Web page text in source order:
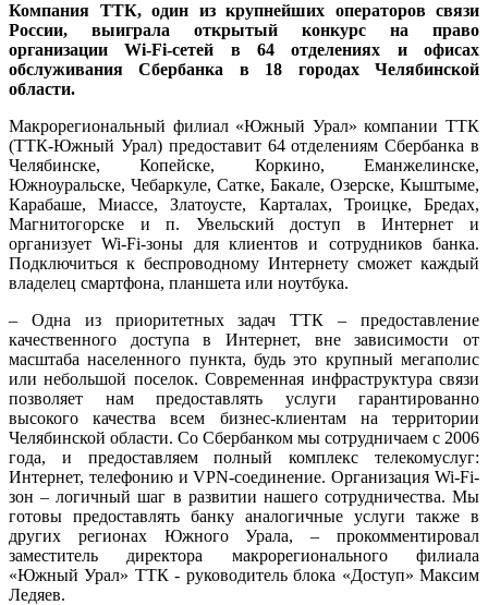
Компания ТТК, один из крупнейших операторов связи
России, выиграла открытый конкурс на право
организацииWi-Fi-сетей в 64 отделениях и офисах
обслуживания Сбербанка в 18 городах Челябинской
области.
Макрорегиональный филиал «Южный Урал» компании ТТК
(ТТК-Южный Урал) предоставит 64 отделениям Сбербанка в
Челябинске, Копейске, Коркино, Еманжелинске,
Южноуральске, Чебаркуле, Сатке, Бакале, Озерске, Кыштыме,
Карабаше, Миассе, Златоусте, Карталах, Троицке, Бредах,
Магнитогорске и п. Увельский доступ в Интернет и
организует Wi-Fi-зоны для клиентов и сотрудников банка.
Подключиться к беспроводному Интернету сможет каждый
владелец смартфона, планшета или ноутбука.
– Одна из приоритетных задач ТТК – предоставление
качественного доступа в Интернет, вне зависимости от
масштаба населенного пункта, будь это крупный мегаполис
или небольшой поселок. Современная инфраструктура связи
позволяет нам предоставлять услуги гарантированно
высокого качества всем бизнес-клиентам на территории
Челябинской области. Со Сбербанком мы сотрудничаем с 2006
года, и предоставляем полный комплекс телекомуслуг:
Интернет, телефонию и VPN-соединение. Организация Wi-Fi-
зон – логичный шаг в развитии нашего сотрудничества. Мы
готовы предоставлять банку аналогичные услуги также в
других регионах Южного Урала, – прокомментировал
заместитель директора макрорегионального филиала
«Южный Урал» ТТК - руководитель блока «Доступ» Максим
Ледяев.